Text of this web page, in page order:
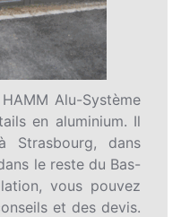
Alu-Système
en aluminium. Il
Strasbourg, dans
le reste du Bas-
vous pouvez
et des devis.